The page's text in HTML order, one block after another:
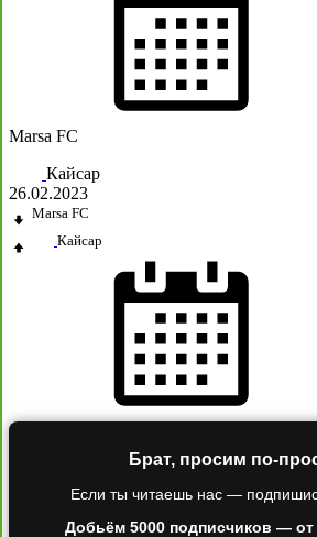
Marsa FC
Кайсар
26.02.2023
Marsa FC
Кайсар
Брат, просим по-
Если ты читаешь нас —
Добьём 5000 подписчиков — от